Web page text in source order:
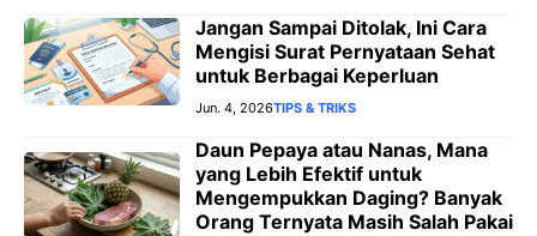
Jangan Sampai Ditolak, Ini Cara
Mengisi Surat Pernyataan Sehat
untuk Berbagai Keperluan
Jun. 4, 2026TIPS & TRIKS
Daun Pepaya atau Nanas, Mana
yang Lebih Efektif untuk
Mengempukkan Daging? Banyak
Orang Ternyata Masih Salah Pakai